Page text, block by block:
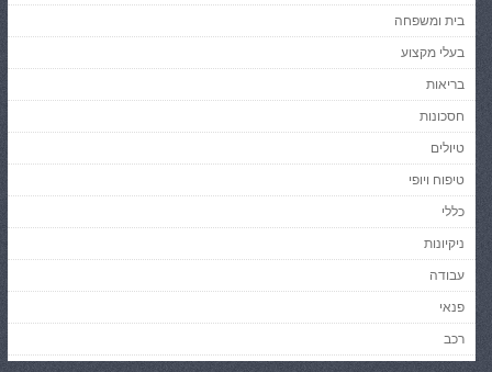
בית ומשפחה
בעלי מקצוע
בריאות
חסכונות
טיולים
טיפוח ויופי
כללי
ניקיונות
עבודה
פנאי
רכב